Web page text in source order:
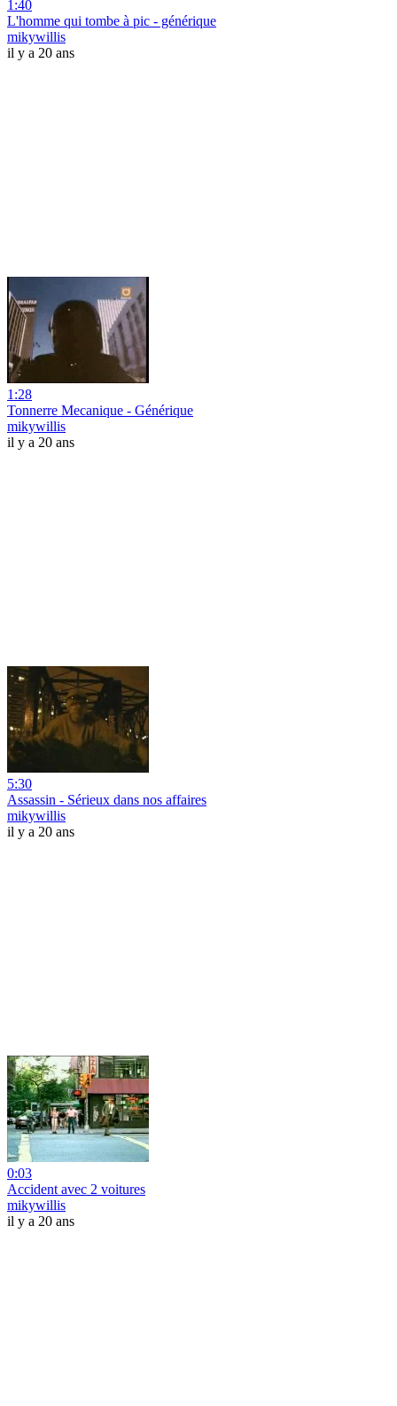
1:40
L'homme qui tombe à pic - générique
mikywillis
il y a 20 ans
1:28
Tonnerre Mecanique - Générique
mikywillis
il y a 20 ans
5:30
Assassin - Sérieux dans nos affaires
mikywillis
il y a 20 ans
0:03
Accident avec 2 voitures
mikywillis
il y a 20 ans